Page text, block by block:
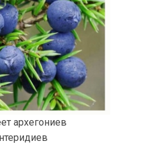
архегониев